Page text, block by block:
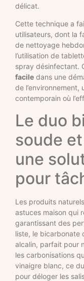
délicat.
Cette technique a
utilisateurs, dont la
de nettoyage
l’utilisation de
spray désinfectant.
facile dans une
de
contemporain où
Le duo
soude
une
pour
Les produits
astuces maison qui
garantissant des
liste, le bicarbonate
alcalin, parfait pour
les carbonisations
vinaigre blanc, ce
pour déloger les